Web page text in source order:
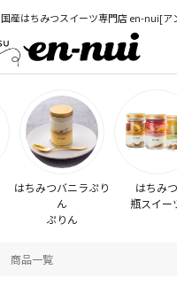
国産はちみつスイーツ専門店 en-nui[ア
はちみつバニラぷり
ん
ぷりん
はちみつ
瓶スイー
商品一覧